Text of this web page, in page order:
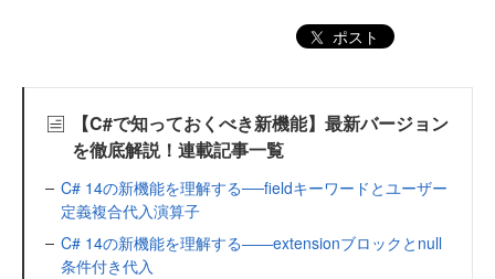
ポスト
【C#で知っておくべき新機能】最新バージョン
を徹底解説！連載記事一覧
C# 14の新機能を理解する──fieldキーワードとユーザー
定義複合代入演算子
C# 14の新機能を理解する――extensionブロックとnull
条件付き代入